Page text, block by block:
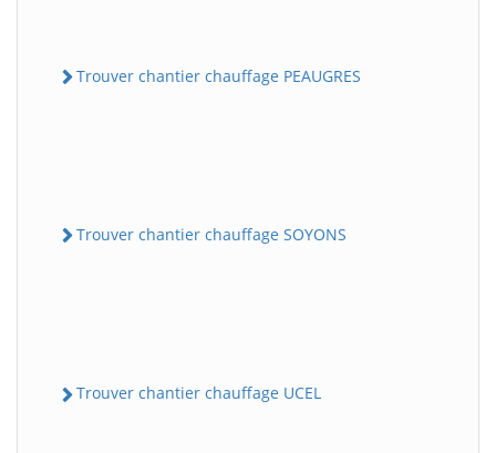
Trouver chantier chauffage PEAUGRES
Trouver chantier chauffage SOYONS
Trouver chantier chauffage UCEL